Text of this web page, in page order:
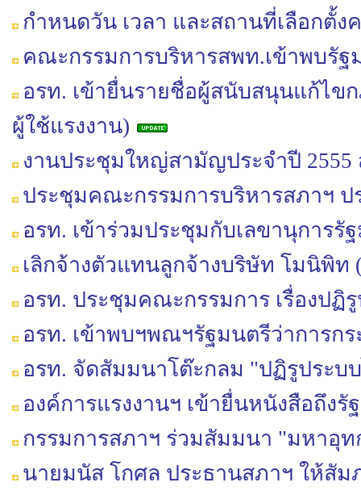
กำหนดวัน เวลา และสถานที่เลือกตั้ง
คณะกรรมการบริหารสพท.เข้าพบรัฐ
อรท. เข้ายื่นรายชื่อผู้สนับสนุนแก้ไข
ผู้ใช้แรงงาน)
งานประชุมใหญ่สามัญประจำปี 2555
ประชุมคณะกรรมการบริหารสภาฯ ป
อรท. เข้าร่วมประชุมกับเลขานุการรั
เลิกจ้างตัวแทนลูกจ้างบริษัท โมนิพิท
อรท. ประชุมคณะกรรมการ เรื่องปฏิ
อรท. เข้าพบฯพณฯรัฐมนตรีว่าการกร
อรท. จัดสัมมนาโต๊ะกลม "ปฏิรูประบ
องค์การแรงงานฯ เข้ายื่นหนังสือถึงรั
กรรมการสภาฯ ร่วมสัมมนา "มหาอุ
นายมนัส โกศล ประธานสภาฯ ให้สั